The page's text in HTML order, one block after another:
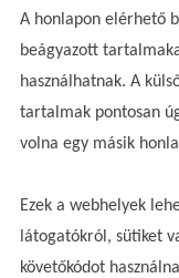
A honlapon elérhető
beágyazott
használhatnak. A
tartalmak pontosan
volna egy másik
Ezek a webhelyek
látogatókról, sütiket
követőkódot